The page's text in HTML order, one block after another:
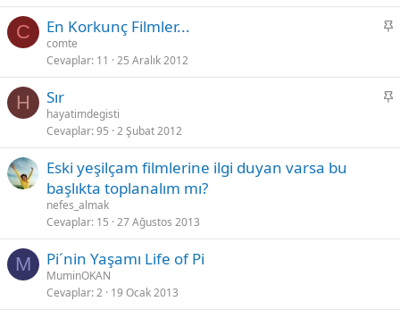
i
t
C
S
i
t
En Korkunç Filmler...
comte
Cevaplar 11 25 Aralık 2012
H
S
i
Sır
hayatimdegisti
Cevaplar 95 2 Şubat 2012
Eski yeşilçam filmlerine ilgi duyan varsa bu
başlıkta toplanalım mı?
nefes_almak
Cevaplar 15 27 Ağustos 2013
M Pi´nin Yaşamı Life of Pi
MuminOKAN
Cevaplar 2 19 Ocak 2013